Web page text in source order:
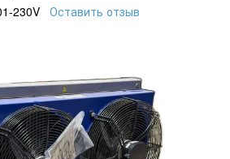
230V Оставить отзыв